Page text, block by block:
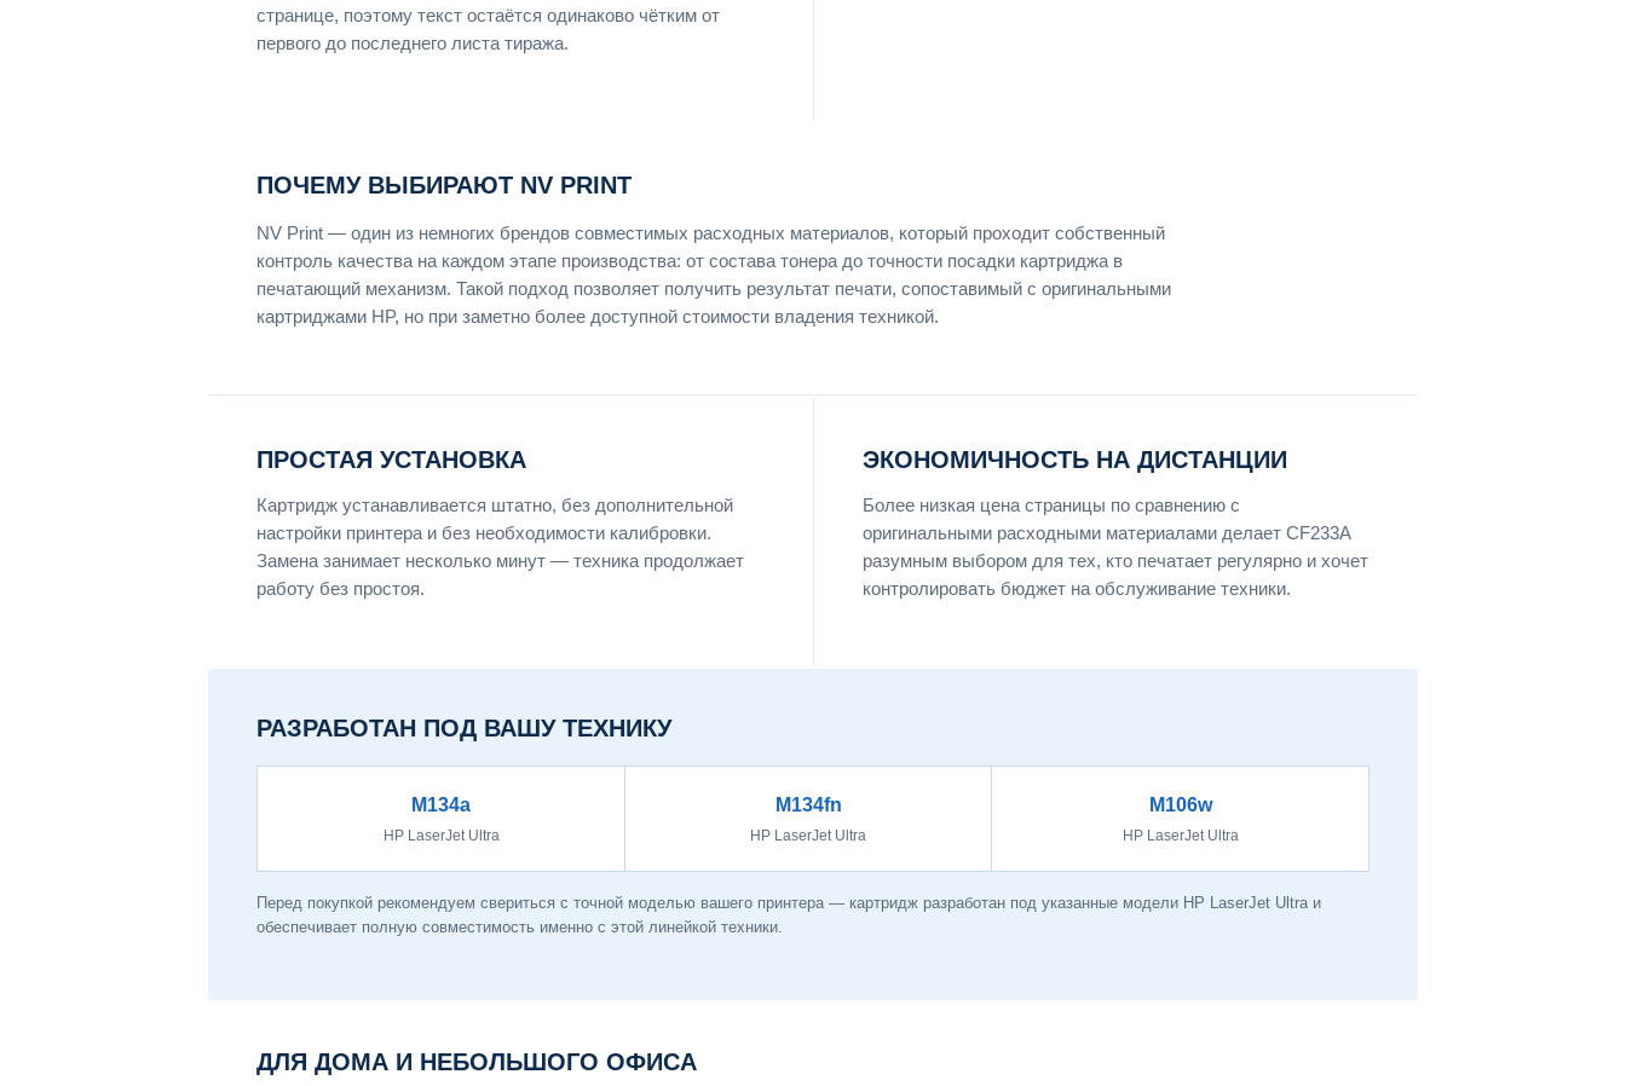
странице, поэтому текст остаётся одинаково чётким от
первого до последнего листа тиража.
ПОЧЕМУ ВЫБИРАЮТ NV PRINT
NV Print — один из немногих брендов совместимых расходных материалов, который проходит собственный
контроль качества на каждом этапе производства: от состава тонера до точности посадки картриджа в
печатающий механизм. Такой подход позволяет получить результат печати, сопоставимый с оригинальными
картриджами HP, но при заметно более доступной стоимости владения техникой.
ПРОСТАЯ УСТАНОВКА
Картридж устанавливается штатно, без дополнительной
настройки принтера и без необходимости калибровки.
Замена занимает несколько минут — техника продолжает
работу без простоя.
ЭКОНОМИЧНОСТЬ НА ДИСТАНЦИИ
Более низкая цена страницы по сравнению с
оригинальными расходными материалами делает CF233A
разумным выбором для тех, кто печатает регулярно и хочет
контролировать бюджет на обслуживание техники.
РАЗРАБОТАН ПОД ВАШУ ТЕХНИКУ
M134a
HP LaserJet Ultra
M134fn
HP LaserJet Ultra
M106w
HP LaserJet Ultra
Перед покупкой рекомендуем свериться с точной моделью вашего принтера — картридж разработан под указанные модели HP LaserJet Ultra и
обеспечивает полную совместимость именно с этой линейкой техники.
ДЛЯ ДОМА И НЕБОЛЬШОГО ОФИСА